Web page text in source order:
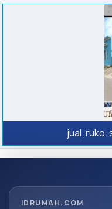
jual
IDRUMAH.COM